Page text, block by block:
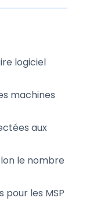
logiciel
machines
aux
le nombre
les MSP